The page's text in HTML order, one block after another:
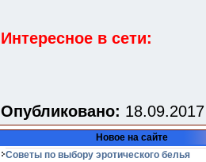
Интересное в сети:
Опубликовано:
Новое на сайте
Советы по выбору эротического белья